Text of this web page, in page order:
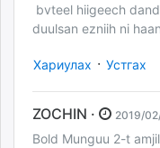
bvteel hiigeech
duulsan ezniih ni
Хариулах · Устгах
ZOCHIN · 2019/
Bold Munguu 2-t